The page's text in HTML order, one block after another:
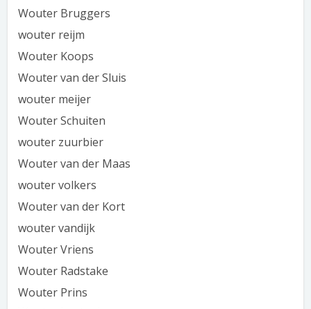
Wouter Bruggers
wouter reijm
Wouter Koops
Wouter van der Sluis
wouter meijer
Wouter Schuiten
wouter zuurbier
Wouter van der Maas
wouter volkers
Wouter van der Kort
wouter vandijk
Wouter Vriens
Wouter Radstake
Wouter Prins